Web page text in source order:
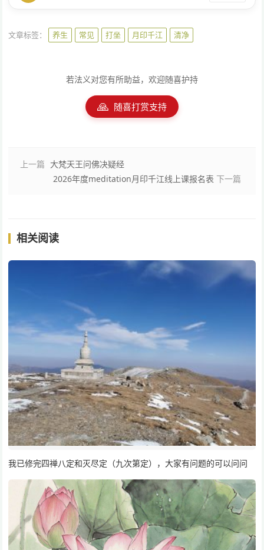
文章标签： 养生 常见 打坐 月印千江 清净
若法义对您有所助益，欢迎随喜护持
🙏 随喜打赏支持
上一篇 大梵天王问佛决疑经
2026年度meditation月印千江线上课报名表 下一篇
相关阅读
我已修完四禅八定和灭尽定（九次第定），大家有问题的可以问问